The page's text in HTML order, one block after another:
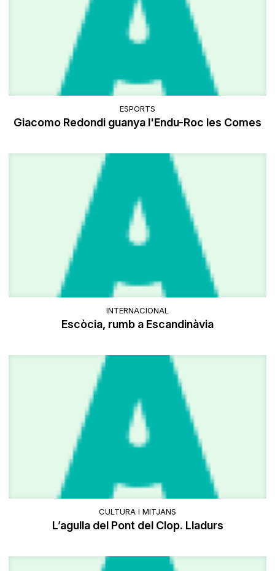
ESPORTS
Giacomo Redondi guanya l'Endu-Roc les Comes
INTERNACIONAL
Escòcia, rumb a Escandinàvia
CULTURA I MITJANS
L’agulla del Pont del Clop. Lladurs